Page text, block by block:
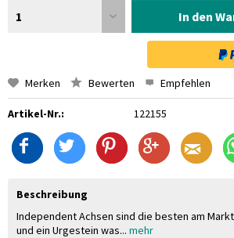
1 In den
Merken Bewerten Empfehlen
Artikel-Nr.: 122155
Beschreibung
Independent Achsen sind die besten am
und ein Urgestein was... mehr